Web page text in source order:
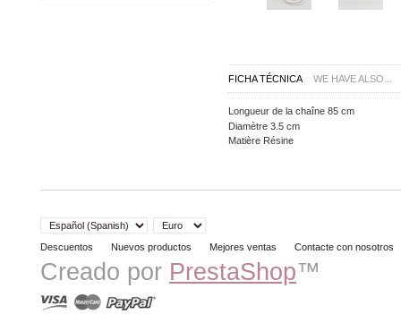
FICHA TÉCNICA WE HAVE ALSO...
Longueur de la chaîne 85 cm
Diamètre 3.5 cm
Matière Résine
Descuentos Nuevos productos Mejores ventas Contacte con nosotros
Creado por PrestaShop™